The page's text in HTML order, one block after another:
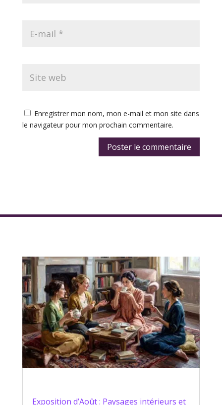
Enregistrer mon nom, mon e-mail et mon site dans
le navigateur pour mon prochain commentaire.
Exposition d’Août : Paysages intérieurs et